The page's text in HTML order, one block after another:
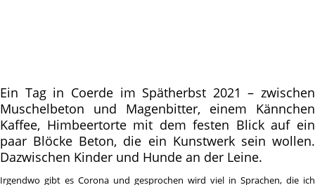
Ein Tag in Coerde im Spätherbst 2021 – zwischen
Muschelbeton und Magenbitter, einem Kännchen
Kaffee, Himbeertorte mit dem festen Blick auf ein
paar Blöcke Beton, die ein Kunstwerk sein wollen.
Dazwischen Kinder und Hunde an der Leine.
Irgendwo gibt es Corona und gesprochen wird viel in Sprachen, die ich